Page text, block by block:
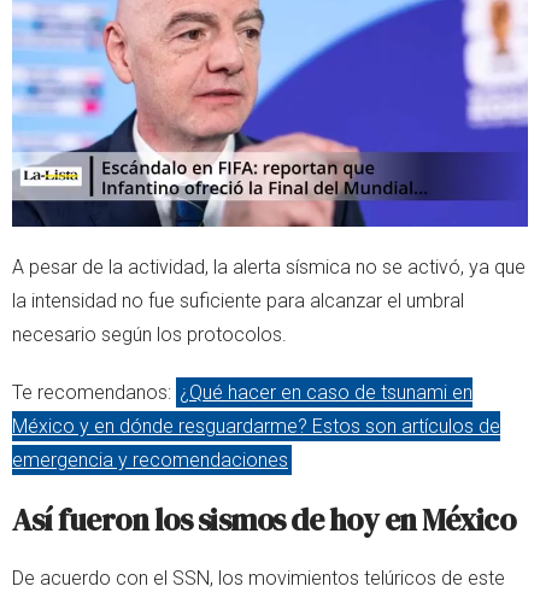
A pesar de la actividad, la alerta sísmica no se activó, ya que
la intensidad no fue suficiente para alcanzar el umbral
necesario según los protocolos.
Te recomendanos: ¿Qué hacer en caso de tsunami en
México y en dónde resguardarme? Estos son artículos de
emergencia y recomendaciones
Así fueron los sismos de hoy en México
De acuerdo con el SSN, los movimientos telúricos de este